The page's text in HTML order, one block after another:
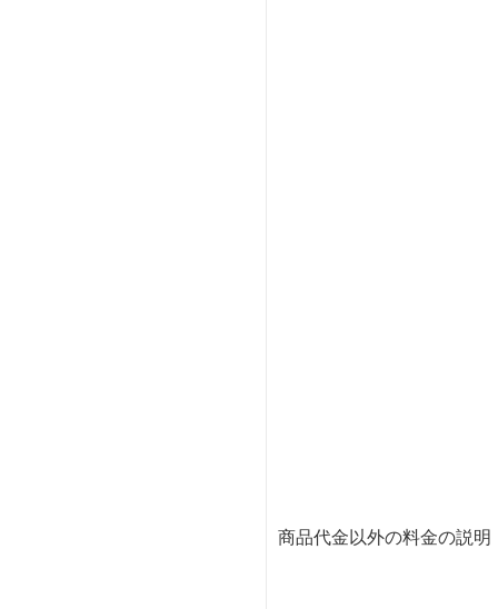
商品代金以外の料金の説明